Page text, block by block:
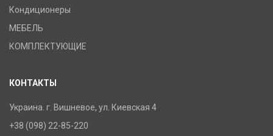
Кондиционеры
МЕБЕЛЬ
КОМПЛЕКТУЮЩИЕ
КОНТАКТЫ
Украина. г. Вишневое, ул. Киевская 4
+38 (098) 22-85-220